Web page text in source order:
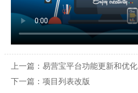
上一篇： 易营宝平台功能更新和优化
下一篇： 项目列表改版